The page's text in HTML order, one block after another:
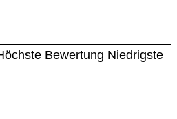
Bewertung Niedrigste